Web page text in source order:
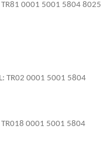
TR81 0001 5001 5804 8025
TR02 0001 5001 5804
TR018 0001 5001 5804